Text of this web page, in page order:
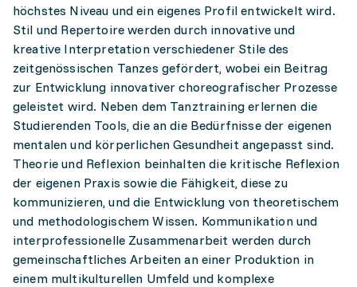
höchstes Niveau und ein eigenes Profil entwickelt wird.
Stil und Repertoire werden durch innovative und
kreative Interpretation verschiedener Stile des
zeitgenössischen Tanzes gefördert, wobei ein Beitrag
zur Entwicklung innovativer choreografischer Prozesse
geleistet wird. Neben dem Tanztraining erlernen die
Studierenden Tools, die an die Bedürfnisse der eigenen
mentalen und körperlichen Gesundheit angepasst sind.
Theorie und Reflexion beinhalten die kritische Reflexion
der eigenen Praxis sowie die Fähigkeit, diese zu
kommunizieren, und die Entwicklung von theoretischem
und methodologischem Wissen. Kommunikation und
interprofessionelle Zusammenarbeit werden durch
gemeinschaftliches Arbeiten an einer Produktion in
einem multikulturellen Umfeld und komplexe